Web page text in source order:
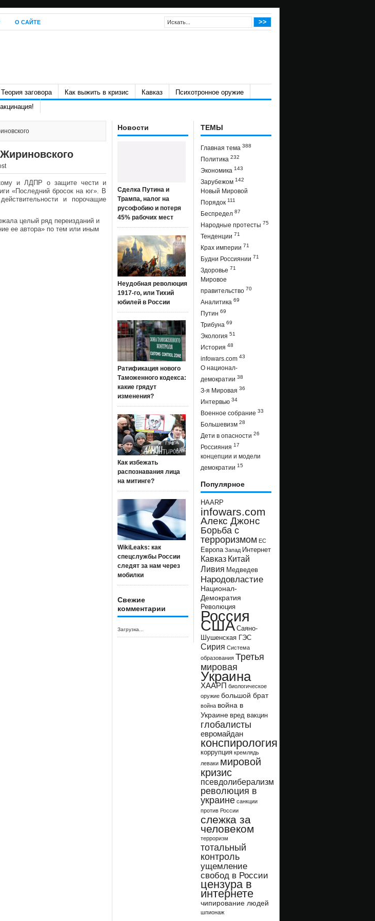
О САЙТЕ
Теория заговора Как выжить в кризис Кавказ
Психотронное оружие
и ЛДПР о защите чести и
«Последний бросок на юг». В
и порочащие
целый ряд переизданий и
ее автора» по тем или иным
Новости
Сделка Путина и
Трампа, налог на
русофобию и потеря
45% рабочих мест
Неудобная революция
1917-го, или Тихий
юбилей в России
Ратификация нового
Таможенного кодекса:
какие грядут
изменения?
Как избежать
распознавания лица
на митинге?
WikiLeaks: как
спецслужбы России
следят за нам через
мобилки
Свежие
комментарии
Загрузка...
ТЕМЫ
Главная тема 388
Политика 232
Экономика 143
Зарубежом 142
Новый Мировой
Порядок 111
Беспредел 87
Народные протесты 75
Тенденции 71
Крах империи 71
Будни Россиянии 71
Здоровье 71
Мировое
правительство 70
Аналитика 69
Путин 69
Трибуна 69
Экология 51
История 48
infowars.com 43
О национал-
демократии 38
З-я Мировая 36
Интервью 34
Военное собрание 33
Большевизм 28
Дети в опасности 26
Россияния 17
концепции и модели
демократии 15
Популярное
HAARP
infowars.com
Алекс Джонс
Борьба с
терроризмом ЕС
Европа Запад Интернет
Кавказ Китай
Ливия Медведев
Народовластие
Национал-
Демократия
Революция
Россия
США Саяно-
Шушенская ГЭС
Сирия Система
образования Третья
мировая
Украина
ХААРП биологическое
оружие большой брат
война война в
Украине вред вакцин
глобалисты
евромайдан
конспирология
коррупция кремлядь
леваки мировой
кризис
псевдолиберализм
революция в
украине санкции
против России
слежка за
человеком
терроризм
тотальный
контроль
ущемление
свобод в России
цензура в
интернете
чипирование людей
шпионаж